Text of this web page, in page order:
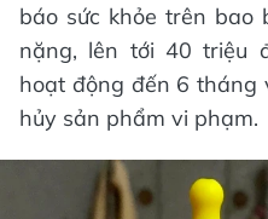
báo sức khỏe trên
nặng, lên tới 40 triệu
hoạt động đến 6 tháng
hủy sản phẩm vi phạm.